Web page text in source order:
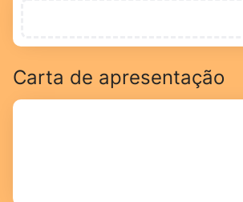
Carta de apresentação